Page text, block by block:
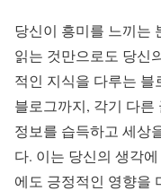
당신이 흥미를 느끼는
읽는 것만으로도 당신
적인 지식을 다루는
블로그까지, 각기 다
정보를 습득하고 세상
다. 이는 당신의 생각
에도 긍정적인 영향을